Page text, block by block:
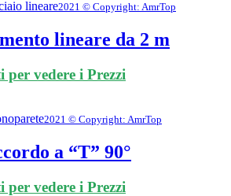
2021 © Copyright: AmrTop
lineare da 2 m
per vedere i Prezzi
2021 © Copyright: AmrTop
a “T” 90°
per vedere i Prezzi